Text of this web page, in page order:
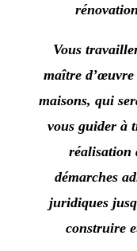
Vous
maître
maisons, qui
vous guider à
réalisation
démarches
juridiques
construire